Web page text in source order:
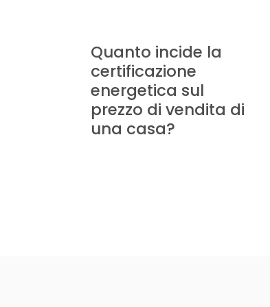
Quanto incide la
certificazione
energetica sul
prezzo di vendita di
una casa?